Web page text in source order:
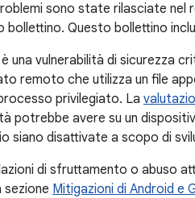
sono state rilasciate nel
bollettino. Questo bollettino
una vulnerabilità di sicurezza
remoto che utilizza un file
privilegiato. La
potrebbe avere su un
siano disattivate a scopo di
di sfruttamento o abuso
sezione Mitigazioni di Android e